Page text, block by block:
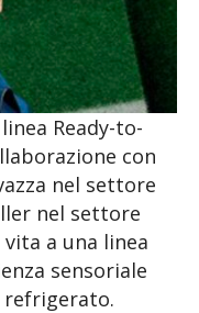
Ready-to-
con
nel settore
nel settore
a una linea
sensoriale
refrigerato.